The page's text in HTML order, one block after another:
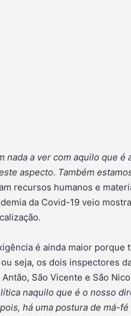
nada a ver com aquilo que
aspecto. Também
recursos humanos e
da Covid-19 veio
é ainda maior porque
seja, os dois inspectores
São Vicente e São
naquilo que é o nosso
há uma postura de má-